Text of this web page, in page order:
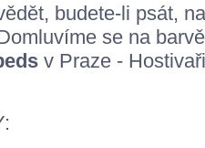
budete-li psát,
se na
v Praze -